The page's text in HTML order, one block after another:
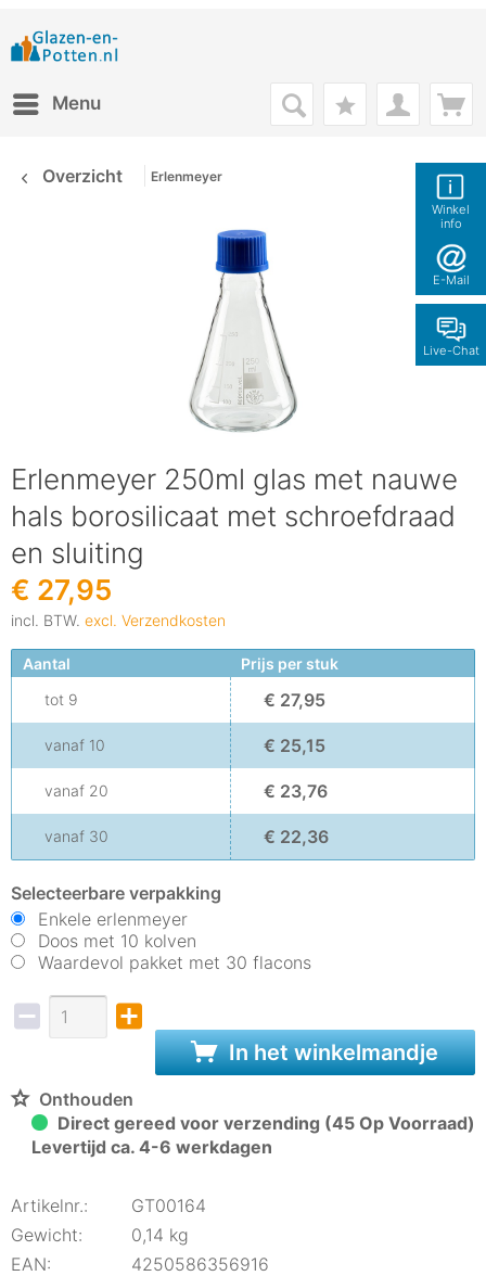
Winkel
info
E-Mail
Live-Chat
Menu
Overzicht Erlenmeyer
Erlenmeyer 250ml glas met nauwe
hals borosilicaat met schroefdraad
en sluiting
€ 27,95
incl. BTW. excl. Verzendkosten
Aantal
Prijs per stuk
tot 9 € 27,95
vanaf 10 € 25,15
vanaf 20 € 23,76
vanaf 30 € 22,36
Selecteerbare verpakking
Enkele erlenmeyer
Doos met 10 kolven
Waardevol pakket met 30 flacons
In het winkelmandje
Onthouden
Direct gereed voor verzending (45 Op Voorraad)
Levertijd ca. 4-6 werkdagen
Artikelnr.:
GT00164
Gewicht:
0,14 kg
EAN:
4250586356916